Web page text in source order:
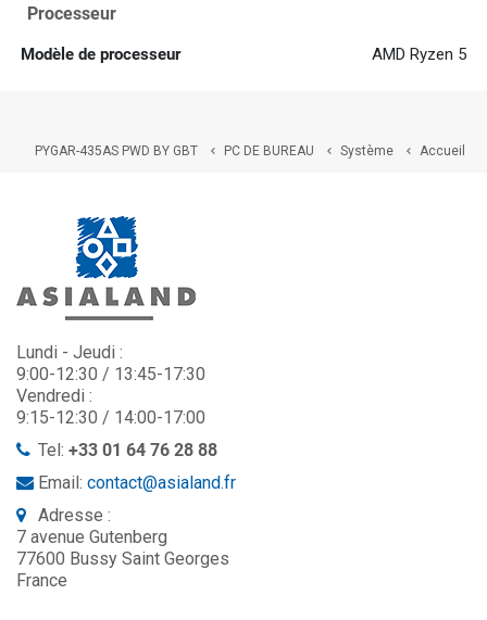
Processeur
Modèle de processeur AMD Ryzen 5
Accueil

Système

PC DE BUREAU

PYGAR-435AS PWD BY GBT
Lundi - Jeudi :
9:00-12:30 / 13:45-17:30
Vendredi :
9:15-12:30 / 14:00-17:00
Tel: +33 01 64 76 28 88
Email: contact@asialand.fr
Adresse :
7 avenue Gutenberg
77600 Bussy Saint Georges
France